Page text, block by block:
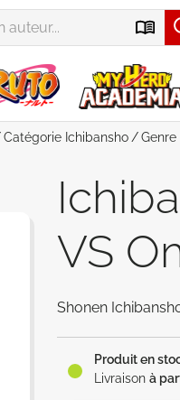
Catégorie Ichibansho Genre
VS
Shonen
Produit en
Livraison à